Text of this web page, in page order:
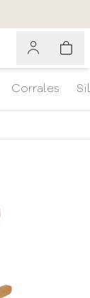
Corrales